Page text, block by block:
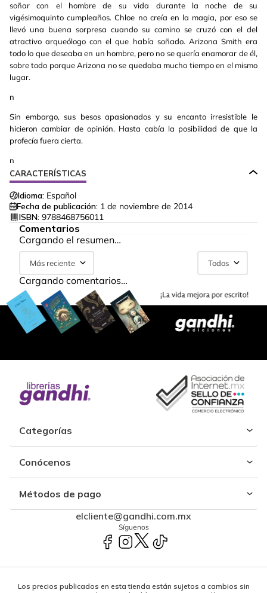
soñar con el hombre de su vida durante la noche de su
vigésimoquinto cumpleaños. Chloe no creía en la magia, por eso se
llevó una buena sorpresa cuando su camino se cruzó con el del
atractivo arqueólogo con el que había soñado. Arizona Smith era
todo lo que deseaba en un hombre, pero no se quería enamorar de él,
sobre todo porque Arizona no se quedaba mucho tiempo en el mismo
lugar.
n
Sin embargo, sus besos apasionados y su encanto irresistible le
hicieron cambiar de opinión. Hasta cabía la posibilidad de que la
profecía fuera cierta.
n
CARACTERÍSTICAS
Idioma: Español
Fecha de publicación: 1 de noviembre de 2014
ISBN: 9788468756011
Comentarios
Cargando el resumen…
Más reciente Todos
Cargando comentarios…
Categorías
Conócenos
Métodos de pago
elcliente@gandhi.com.mx
Síguenos
Los precios publicados en esta tienda están sujetos a cambios sin